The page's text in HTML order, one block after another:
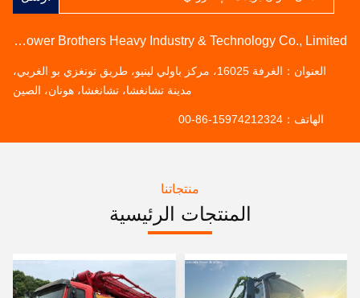
Hunan Concrete Power Brothers Heavy Industry & Technology Co., Limited
العنوان：
الغرفة 16025، مركز باولي لينيو، طريق تونغزي بو الغربي،
مدينة تشانغشا، تشانغشا، هونان، الصين
الهاتف： 00-86-15974212324
منتجاتنا
المنتجات الرئيسية